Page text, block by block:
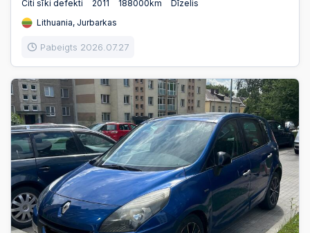
Citi sīki defekti 2011 188000km
Dīzelis
Lithuania, Jurbarkas
Pabeigts 2026.07.27